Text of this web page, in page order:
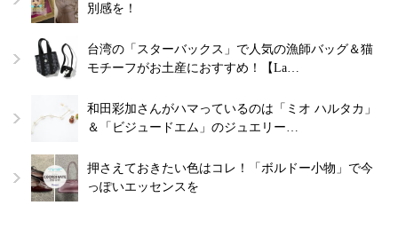
別感を！
台湾の「スターバックス」で人気の漁師バッグ＆猫
モチーフがお土産におすすめ！【La…
和田彩加さんがハマっているのは「ミオ ハルタカ」
＆「ビジュードエム」のジュエリー…
押さえておきたい色はコレ！「ボルドー小物」で今
っぽいエッセンスを